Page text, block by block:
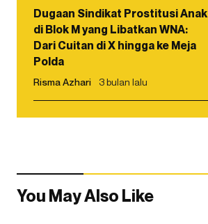
Dugaan Sindikat Prostitusi Anak
di Blok M yang Libatkan WNA:
Dari Cuitan di X hingga ke Meja
Polda
Risma Azhari 3 bulan lalu
You May Also Like